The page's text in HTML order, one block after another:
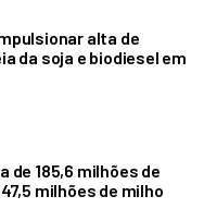
alta de
da soja e biodiesel em
de 185,6 milhões de
milhões de milho